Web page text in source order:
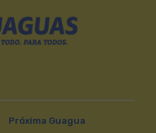
Próxima Guagua